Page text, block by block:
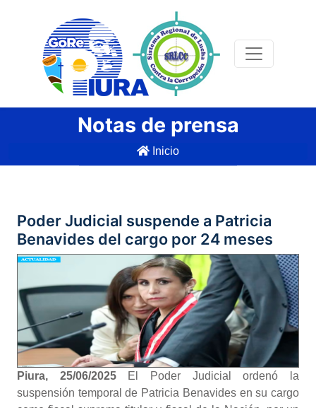
Notas de prensa
Inicio
Poder Judicial suspende a Patricia
Benavides del cargo por 24 meses
Piura, 25/06/2025 El Poder Judicial ordenó la
suspensión temporal de Patricia Benavides en su cargo